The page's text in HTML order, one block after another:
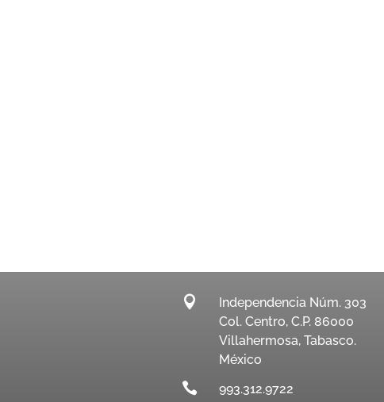

Independencia Núm. 303
Col. Centro, C.P. 86000
Villahermosa, Tabasco.
México

993.312.9722